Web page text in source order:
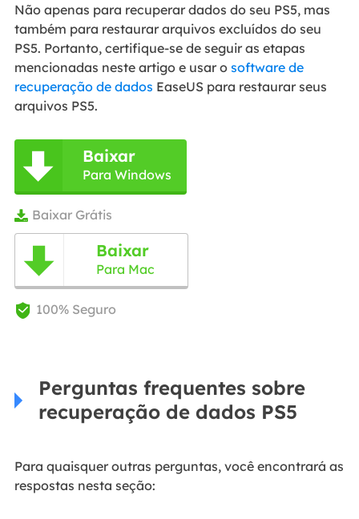
Não apenas para recuperar dados do seu PS5, mas
também para restaurar arquivos excluídos do seu
PS5. Portanto, certifique-se de seguir as etapas
mencionadas neste artigo e usar o software de
recuperação de dados EaseUS para restaurar seus
arquivos PS5.
 Baixar
Para Windows
 Baixar Grátis
 Baixar
Para Mac
 100% Seguro
Perguntas frequentes sobre
recuperação de dados PS5
Para quaisquer outras perguntas, você encontrará as
respostas nesta seção: